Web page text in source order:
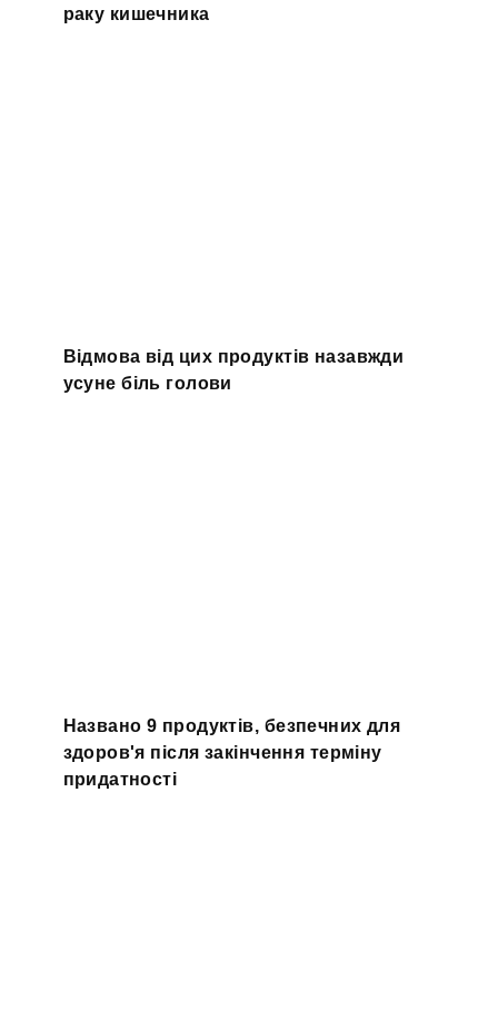
раку кишечника
Відмова від цих продуктів назавжди
усуне біль голови
Названо 9 продуктів, безпечних для
здоров'я після закінчення терміну
придатності